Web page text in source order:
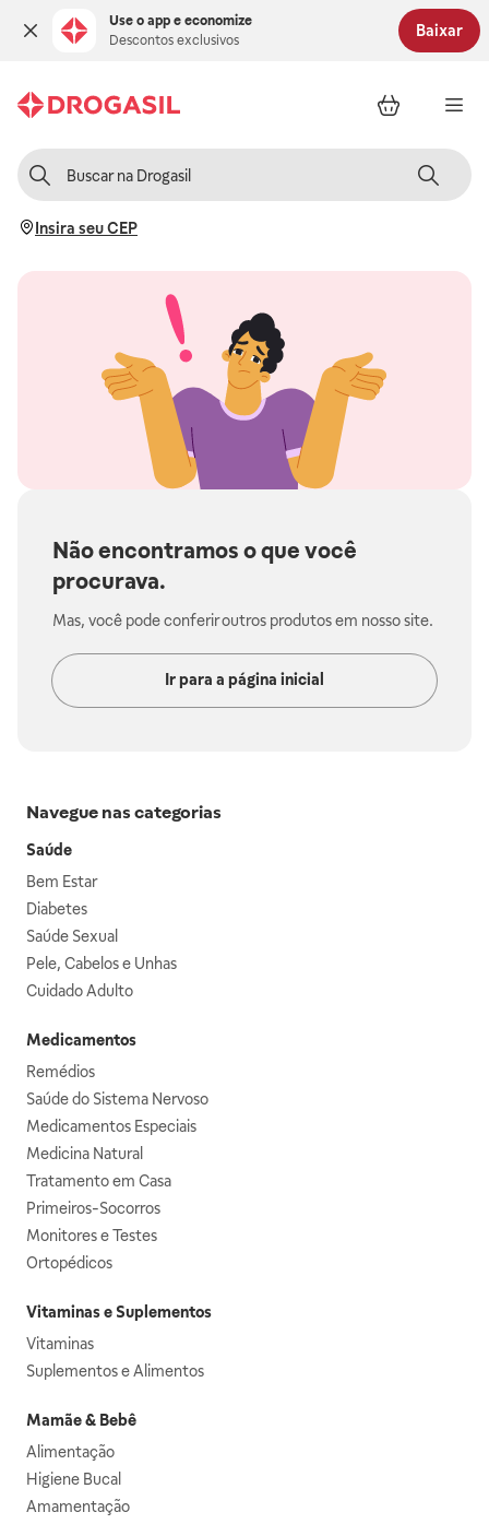
Use o app e economize
Descontos exclusivos
Baixar
Insira seu CEP
Não encontramos o que você
procurava.
Mas, você pode conferir outros produtos em nosso site.
Ir para a página inicial
Navegue nas categorias
Saúde
Bem Estar
Diabetes
Saúde Sexual
Pele, Cabelos e Unhas
Cuidado Adulto
Medicamentos
Remédios
Saúde do Sistema Nervoso
Medicamentos Especiais
Medicina Natural
Tratamento em Casa
Primeiros-Socorros
Monitores e Testes
Ortopédicos
Vitaminas e Suplementos
Vitaminas
Suplementos e Alimentos
Mamãe & Bebê
Alimentação
Higiene Bucal
Amamentação